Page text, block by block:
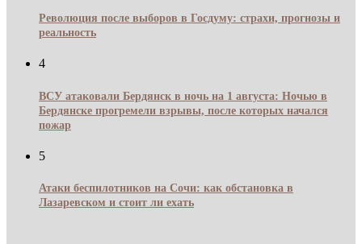
Революция после выборов в Госдуму: страхи, прогнозы и
реальность
4
ВСУ атаковали Бердянск в ночь на 1 августа: Ночью в
Бердянске прогремели взрывы, после которых начался
пожар
5
Атаки беспилотников на Сочи: как обстановка в
Лазаревском и стоит ли ехать